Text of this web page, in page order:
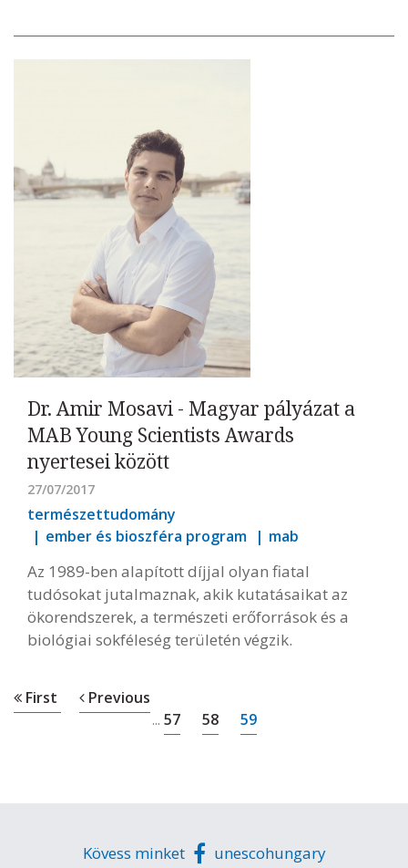
Dr. Amir Mosavi - Magyar pályázat a
MAB Young Scientists Awards
nyertesei között
27/07/2017
természettudomány
ember és bioszféra program
mab
Az 1989-ben alapított díjjal olyan fiatal
tudósokat jutalmaznak, akik kutatásaikat az
ökorendszerek, a természeti erőforrások és a
biológiai sokféleség területén végzik.
First Previous
... 57 58 59
Kövess minket unescohungary